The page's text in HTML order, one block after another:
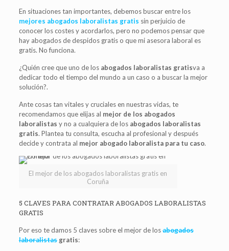
En situaciones tan importantes, debemos buscar entre los
mejores abogados laboralistas gratis sin perjuicio de
conocer los costes y acordarlos, pero no podemos pensar que
hay abogados de despidos gratis o que mi asesora laboral es
gratis. No funciona.
¿Quién cree que uno de los abogados laboralistas gratisva a
dedicar todo el tiempo del mundo a un caso o a buscar la mejor
solución?.
Ante cosas tan vitales y cruciales en nuestras vidas, te
recomendamos que elijas al mejor de los abogados
laboralistas y no a cualquiera de los abogados laboralistas
gratis. Plantea tu consulta, escucha al profesional y después
decide y contrata al mejor abogado laboralista para tu caso.
El mejor de los abogados laboralistas gratis en
Coruña
5 CLAVES PARA CONTRATAR ABOGADOS LABORALISTAS
GRATIS
Por eso te damos 5 claves sobre el mejor de losabogados
laboralistasgratis: